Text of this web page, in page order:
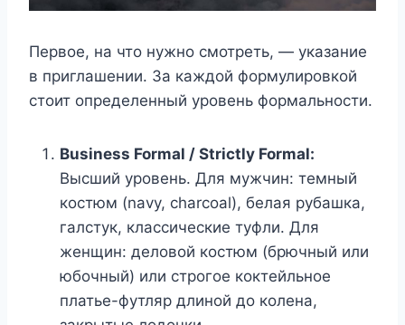
Первое, на что нужно смотреть, — указание
в приглашении. За каждой формулировкой
стоит определенный уровень формальности.
Business Formal / Strictly Formal:
Высший уровень. Для мужчин: темный
костюм (navy, charcoal), белая рубашка,
галстук, классические туфли. Для
женщин: деловой костюм (брючный или
юбочный) или строгое коктейльное
платье-футляр длиной до колена,